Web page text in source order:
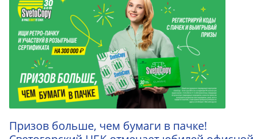
Призов больше, чем бумаги в пачке!